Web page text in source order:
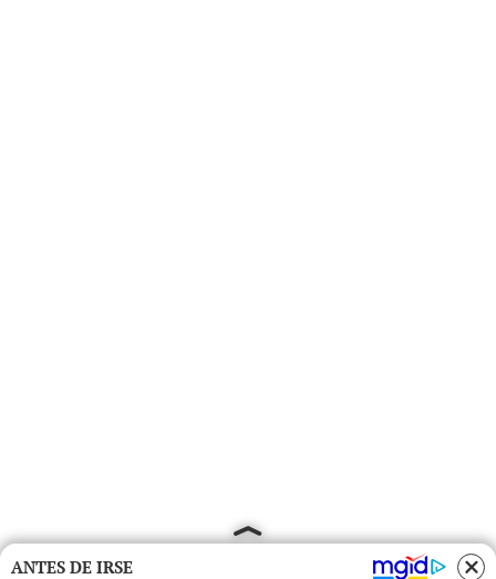
ANTES DE IRSE